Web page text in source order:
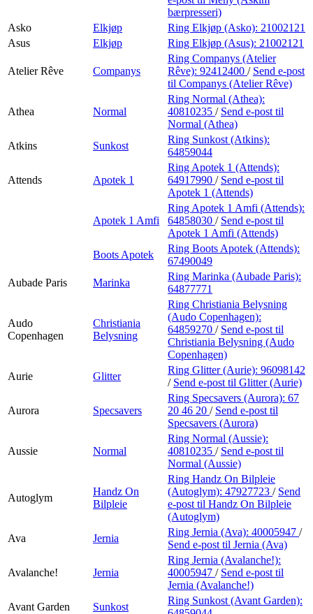
bærpresseri)
Asko
Elkjøp Ring Elkjøp (Asko): 21002121
Asus
Elkjøp Ring Elkjøp (Asus): 21002121
Atelier Rêve Companys
Ring Companys (Atelier
Rêve): 92412400 / Send e-post
til Companys (Atelier Rêve)
Athea Normal
Ring Normal (Athea):
40810235 / Send e-post til
Normal (Athea)
Atkins
Sunkost
Ring Sunkost (Atkins):
64859044
Attends Apotek 1
Ring Apotek 1 (Attends):
64917990 / Send e-post til
Apotek 1 (Attends)
Apotek 1 Amfi
Ring Apotek 1 Amfi (Attends):
64858030 / Send e-post til
Apotek 1 Amfi (Attends)
Boots Apotek
Ring Boots Apotek (Attends):
67490049
Aubade Paris
Marinka
Ring Marinka (Aubade Paris):
64877771
Audo
Copenhagen
Christiania
Belysning
Ring Christiania Belysning
(Audo Copenhagen):
64859270 / Send e-post til
Christiania Belysning (Audo
Copenhagen)
Aurie
Glitter
Ring Glitter (Aurie): 96098142
/ Send e-post til Glitter (Aurie)
Aurora Specsavers
Ring Specsavers (Aurora): 67
20 46 20 / Send e-post til
Specsavers (Aurora)
Aussie Normal
Ring Normal (Aussie):
40810235 / Send e-post til
Normal (Aussie)
Autoglym
Handz On
Bilpleie
Ring Handz On Bilpleie
(Autoglym): 47927723 / Send
e-post til Handz On Bilpleie
(Autoglym)
Ava
Jernia
Ring Jernia (Ava): 40005947 /
Send e-post til Jernia (Ava)
Avalanche! Jernia
Ring Jernia (Avalanche!):
40005947 / Send e-post til
Jernia (Avalanche!)
Avant Garden
Sunkost
Ring Sunkost (Avant Garden):